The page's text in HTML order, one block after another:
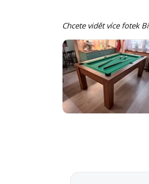
Chcete vidět více fotek